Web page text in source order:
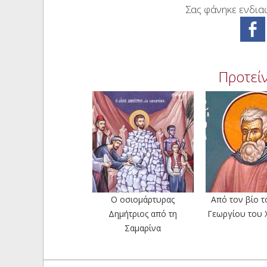
Σας φάνηκε
Ο οσιομάρτυρας
Δημήτριος από τη
Σαμαρίνα
Από τον βίο
Γεωργίου του